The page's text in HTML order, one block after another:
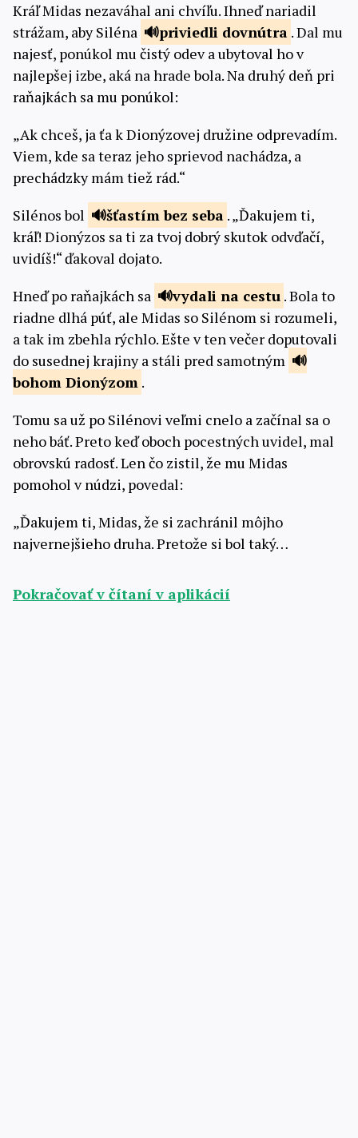
Kráľ Midas nezaváhal ani chvíľu. Ihneď nariadil
strážam, aby Siléna
priviedli dovnútra . Dal mu
najesť, ponúkol mu čistý odev a ubytoval ho v
najlepšej izbe, aká na hrade bola. Na druhý deň pri
raňajkách sa mu ponúkol:
„Ak chceš, ja ťa k Dionýzovej družine odprevadím.
Viem, kde sa teraz jeho sprievod nachádza, a
prechádzky mám tiež rád.“
Silénos bol
šťastím bez seba . „Ďakujem ti,
kráľ! Dionýzos sa ti za tvoj dobrý skutok odvďačí,
uvidíš!“ ďakoval dojato.
Hneď po raňajkách sa
vydali na cestu . Bola to
riadne dlhá púť, ale Midas so Silénom si rozumeli,
a tak im zbehla rýchlo. Ešte v ten večer doputovali
do susednej krajiny a stáli pred samotným
bohom Dionýzom .
Tomu sa už po Silénovi veľmi cnelo a začínal sa o
neho báť. Preto keď oboch pocestných uvidel, mal
obrovskú radosť. Len čo zistil, že mu Midas
pomohol v núdzi, povedal:
„Ďakujem ti, Midas, že si zachránil môjho
najvernejšieho druha. Pretože si bol taký…
Pokračovať v čítaní v aplikácií